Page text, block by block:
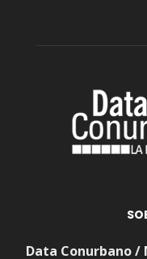
Data Conurbano /